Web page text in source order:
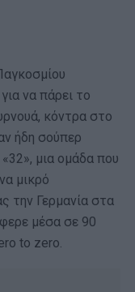
να πάρει το
κόντρα στο
ήδη σούπερ
μια ομάδα που
μικρό
την Γερμανία στα
μέσα σε 90
to zero.